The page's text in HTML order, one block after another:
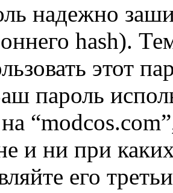
надежно
hash).
этот
пароль
и ни при
его